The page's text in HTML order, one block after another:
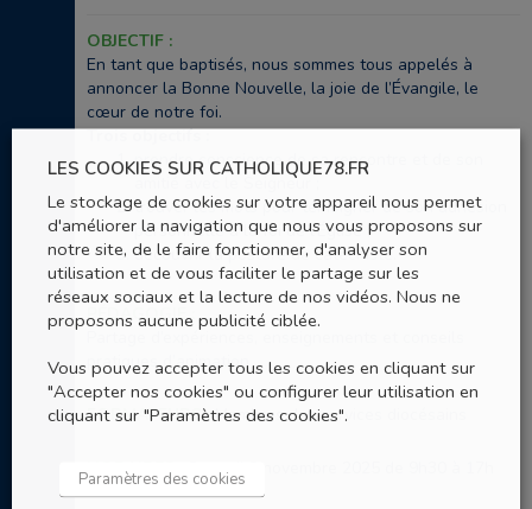
OBJECTIF :
En tant que baptisés, nous sommes tous appelés à
annoncer la Bonne Nouvelle, la joie de l’Évangile, le
cœur de notre foi.
Trois objectifs :
prendre conscience de sa rencontre et de son
amitié avec le Seigneur ;
trouver les mots pour témoigner de son adhésion
personnelle à la foi de l’Église ;
découvrir la posture de catéchiste.
PÉDAGOGIE :
Partage d’expériences, enseignements et conseils
pratiques d’animation
FORMATEURS :Membres des services diocésains
HORAIRES : Samedi 8 novembre 2025 de 9h30 à 17h
LES COOKIES SUR CATHOLIQUE78.FR
Le stockage de cookies sur votre appareil nous permet
d'améliorer la navigation que nous vous proposons sur
notre site, de le faire fonctionner, d'analyser son
utilisation et de vous faciliter le partage sur les
réseaux sociaux et la lecture de nos vidéos. Nous ne
proposons aucune publicité ciblée.
Vous pouvez accepter tous les cookies en cliquant sur
"Accepter nos cookies" ou configurer leur utilisation en
cliquant sur "Paramètres des cookies".
Paramètres des cookies